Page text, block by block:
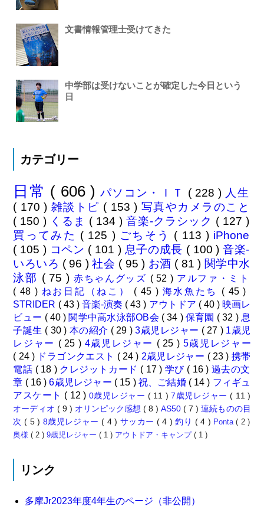
文書情報管理士受けてきた
中学部は受けないことが確定した今日という
日
カテゴリー
日常 ( 606 )パソコン・ＩＴ ( 228 ) 人生
( 170 ) 雑談トピ ( 153 ) 写真やカメラのこと
( 150 ) くるま ( 134 ) 音楽-クラシック ( 127 )
買ってみた ( 125 ) ごちそう ( 113 ) iPhone
( 105 ) コペン ( 101 ) 息子の成長 ( 100 )音楽-
いろいろ ( 96 )社会 ( 95 ) お酒 ( 81 ) 関学中水
泳部 ( 75 ) 赤ちゃんグッズ ( 52 ) アルファ・ミト
( 48 ) ねお日記（ねこ） ( 45 ) 海水魚たち ( 45 )
STRIDER ( 43 ) 音楽-演奏 ( 43 ) アウトドア ( 40 ) 映画レ
ビュー ( 40 ) 関学中高水泳部OB会 ( 34 ) 保育園 ( 32 ) 息
子誕生 ( 30 ) 本の紹介 ( 29 )3歳児レジャー ( 27 ) 1歳児
レジャー ( 25 ) 4歳児レジャー ( 25 ) 5歳児レジャー
( 24 ) ドラゴンクエスト ( 24 ) 2歳児レジャー ( 23 ) 携帯
電話 ( 18 ) クレジットカード ( 17 ) 学び ( 16 ) 過去の文
章 ( 16 )6歳児レジャー ( 15 ) 祝、ご結婚 ( 14 ) フィギュ
アスケート ( 12 ) 0歳児レジャー ( 11 )7歳児レジャー( 11 )
オーディオ ( 9 ) オリンピック感想( 8 )AS50( 7 )連続ものの目
次( 5 ) 8歳児レジャー( 4 ) サッカー ( 4 )釣り ( 4 ) Ponta( 2 )
奥様( 2 )9歳児レジャー( 1 ) アウトドア・キャンプ( 1 )
リンク
多摩Jr2023年度4年生のページ（非公開）